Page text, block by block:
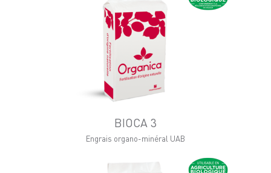
BIOCA 3
Engrais organo-minéral UAB